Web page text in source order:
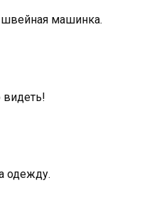
машинка.
одежду.